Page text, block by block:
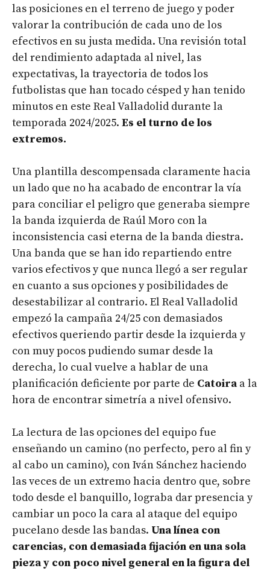
las posiciones en el terreno de juego y poder
valorar la contribución de cada uno de los
efectivos en su justa medida. Una revisión total
del rendimiento adaptada al nivel, las
expectativas, la trayectoria de todos los
futbolistas que han tocado césped y han tenido
minutos en este Real Valladolid durante la
temporada 2024/2025. Es el turno de los
extremos.
Una plantilla descompensada claramente hacia
un lado que no ha acabado de encontrar la vía
para conciliar el peligro que generaba siempre
la banda izquierda de Raúl Moro con la
inconsistencia casi eterna de la banda diestra.
Una banda que se han ido repartiendo entre
varios efectivos y que nunca llegó a ser regular
en cuanto a sus opciones y posibilidades de
desestabilizar al contrario. El Real Valladolid
empezó la campaña 24/25 con demasiados
efectivos queriendo partir desde la izquierda y
con muy pocos pudiendo sumar desde la
derecha, lo cual vuelve a hablar de una
planificación deficiente por parte de Catoira a la
hora de encontrar simetría a nivel ofensivo.
La lectura de las opciones del equipo fue
enseñando un camino (no perfecto, pero al fin y
al cabo un camino), con Iván Sánchez haciendo
las veces de un extremo hacia dentro que, sobre
todo desde el banquillo, lograba dar presencia y
cambiar un poco la cara al ataque del equipo
pucelano desde las bandas. Una línea con
carencias, con demasiada fijación en una sola
pieza y con poco nivel general en la figura del